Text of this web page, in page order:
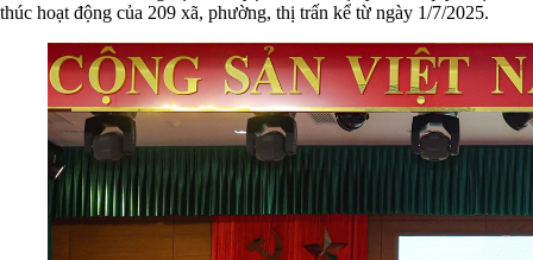
thúc hoạt động của 209 xã, phường, thị trấn kể từ ngày 1/7/2025.